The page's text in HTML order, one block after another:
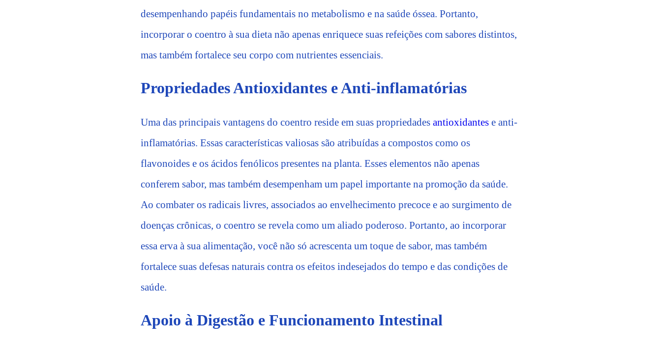
desempenhando papéis fundamentais no metabolismo e na saúde óssea. Portanto,
incorporar o coentro à sua dieta não apenas enriquece suas refeições com sabores distintos,
mas também fortalece seu corpo com nutrientes essenciais.
Propriedades Antioxidantes e Anti-inflamatórias
Uma das principais vantagens do coentro reside em suas propriedades antioxidantes e anti-
inflamatórias. Essas características valiosas são atribuídas a compostos como os
flavonoides e os ácidos fenólicos presentes na planta. Esses elementos não apenas
conferem sabor, mas também desempenham um papel importante na promoção da saúde.
Ao combater os radicais livres, associados ao envelhecimento precoce e ao surgimento de
doenças crônicas, o coentro se revela como um aliado poderoso. Portanto, ao incorporar
essa erva à sua alimentação, você não só acrescenta um toque de sabor, mas também
fortalece suas defesas naturais contra os efeitos indesejados do tempo e das condições de
saúde.
Apoio à Digestão e Funcionamento Intestinal